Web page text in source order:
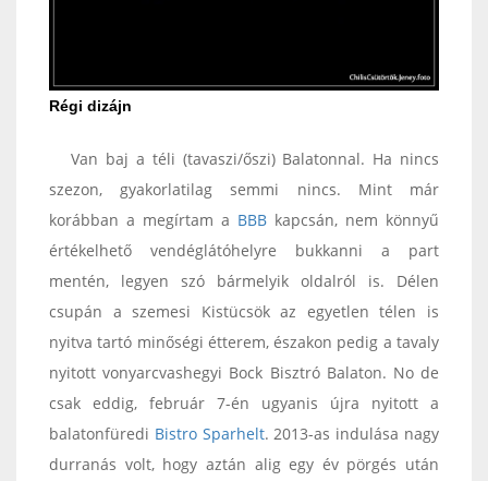
Régi dizájn
Van baj a téli (tavaszi/őszi) Balatonnal. Ha nincs
szezon, gyakorlatilag semmi nincs. Mint már
korábban a megírtam a BBB kapcsán, nem könnyű
értékelhető vendéglátóhelyre bukkanni a part
mentén, legyen szó bármelyik oldalról is. Délen
csupán a szemesi Kistücsök az egyetlen télen is
nyitva tartó minőségi étterem, északon pedig a tavaly
nyitott vonyarcvashegyi Bock Bisztró Balaton. No de
csak eddig, február 7-én ugyanis újra nyitott a
balatonfüredi Bistro Sparhelt. 2013-as indulása nagy
durranás volt, hogy aztán alig egy év pörgés után